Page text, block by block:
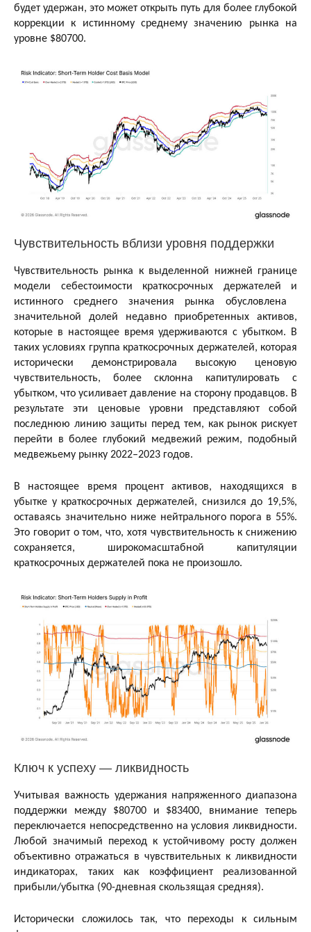
будет удержан, это может открыть путь для более глубокой
коррекции к истинному среднему значению рынка на
уровне $80700.
Чувствительность вблизи уровня поддержки
Чувствительность рынка к выделенной нижней границе
модели себестоимости краткосрочных держателей и
истинного среднего значения рынка обусловлена ​​
значительной долей недавно приобретенных активов,
которые в настоящее время удерживаются с убытком. В
таких условиях группа краткосрочных держателей, которая
исторически демонстрировала высокую ценовую
чувствительность, более склонна капитулировать с
убытком, что усиливает давление на сторону продавцов. В
результате эти ценовые уровни представляют собой
последнюю линию защиты перед тем, как рынок рискует
перейти в более глубокий медвежий режим, подобный
медвежьему рынку 2022–2023 годов.
В настоящее время процент активов, находящихся в
убытке у краткосрочных держателей, снизился до 19,5%,
оставаясь значительно ниже нейтрального порога в 55%.
Это говорит о том, что, хотя чувствительность к снижению
сохраняется, широкомасштабной капитуляции
краткосрочных держателей пока не произошло.
Ключ к успеху — ликвидность
Учитывая важность удержания напряженного диапазона
поддержки между $80700 и $83400, внимание теперь
переключается непосредственно на условия ликвидности.
Любой значимый переход к устойчивому росту должен
объективно отражаться в чувствительных к ликвидности
индикаторах, таких как коэффициент реализованной
прибыли/убытка (90-дневная скользящая средняя).
Исторически сложилось так, что переходы к сильным